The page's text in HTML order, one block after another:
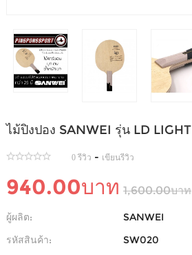
ไม้ปิงปอง SANWEI รุ่น LD LIGHT
0 รีวิว - เขียนรีวิว
940.00บาท 1,600.00บาท
ผู้ผลิต:
SANWEI
รหัสสินค้า:
SW020